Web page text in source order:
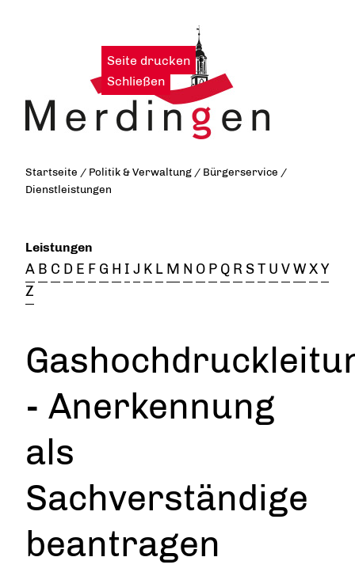
Seite drucken |
Schließen
Startseite / Politik & Verwaltung / Bürgerservice /
Dienstleistungen
Leistungen
A B C D E F G H I J K L M N O P Q R ST U VWXY
Z
- Anerkennung
als
Sachverständige
beantragen